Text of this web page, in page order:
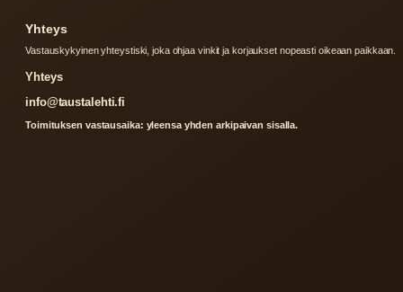
Yhteys
Vastauskykyinen yhteystiski, joka ohjaa vinkit ja korjaukset nopeasti oikeaan paikkaan.
Yhteys
info@taustalehti.fi
Toimituksen vastausaika: yleensa yhden arkipaivan sisalla.